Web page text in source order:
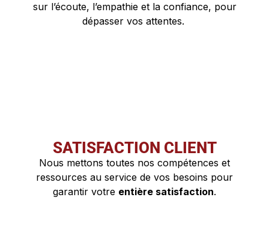
sur l’écoute, l’empathie et la confiance, pour
dépasser vos attentes.
SATISFACTION CLIENT
Nous mettons toutes nos compétences et
ressources au service de vos besoins pour
garantir votre entière satisfaction.